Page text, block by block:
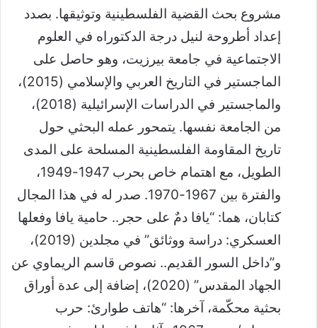
مشروع بحث القضية الفلسطينية وتوثيقها. بصدد
إعداد أطروحة لنيل درجة الدكتوراه في العلوم
الاجتماعية في جامعة بيرزيت، وهو حاصل على
الماجستير في التاريخ العربي والإسلامي (2015)،
والماجستير في الدراسات الإسرائيلية (2018)،
من الجامعة نفسها. يتمحور عمله البحثي حول
تاريخ المقاومة الفلسطينية المسلحة على المدى
الطويل، مع اهتمام خاص بحرب 1947-1949،
والفترة بين 1967-1970. صدر له في هذا المجال
كتابان، هما: “يافا دمٌ على حجر.. حامية يافا وفعلها
العسكري: دراسة ووثائق” في مجلدين (2019)،
و”داخل السور القديم.. نصوص قاسم الريماوي عن
الجهاد المقدس” (2020)، إضافة إلى عدة أوراق
بحثية محكّمة، آخرها: “هاتف طوارئ: حرب